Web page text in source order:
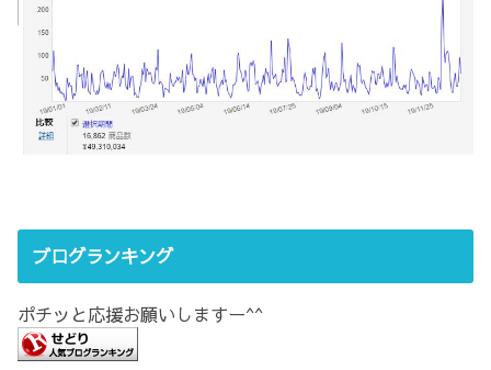
ブログランキング
ポチッと応援お願いしますー^^